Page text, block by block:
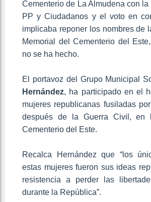
Cementerio de La Almudena con la
PP y Ciudadanos y el voto en
implicaba reponer los nombres de
Memorial del Cementerio del
no se ha hecho.
El portavoz del Grupo Municipal
Hernández, ha participado en el
mujeres republicanas fusiladas
después de la Guerra Civil, en
Cementerio del Este.
Recalca Hernández que “los
estas mujeres fueron sus ideas
resistencia a perder las
durante la República”.